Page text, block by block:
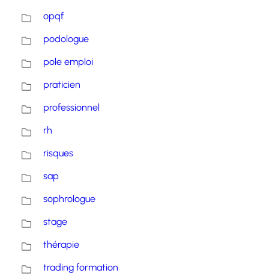
opqf
podologue
pole emploi
praticien
professionnel
rh
risques
sap
sophrologue
stage
thérapie
trading formation